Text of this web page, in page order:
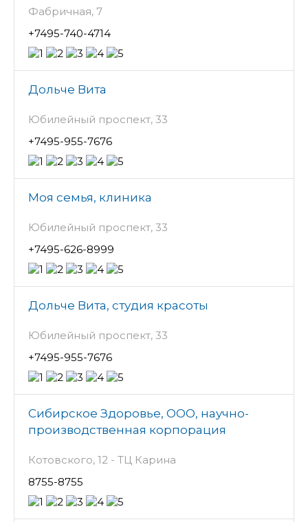
Фабричная, 7
+7495-740-4714
Дольче Вита
Юбилейный проспект, 33
+7495-955-7676
Моя семья, клиника
Юбилейный проспект, 33
+7495-626-8999
Дольче Вита, студия красоты
Юбилейный проспект, 33
+7495-955-7676
Сибирское Здоровье, ООО, научно-
производственная корпорация
Котовского, 12 - ТЦ Карина
8755-8755